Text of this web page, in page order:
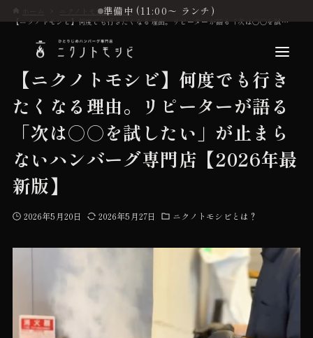
準備中 (11:00〜 ランチ)
こだわり
お品書き
初めての方へ
ニクノトモシビとは？
【ニクノトモシビ】何度でも行きたくなる理由。リピーターが語る「次は○○を試したい」が止まらないハンバーグ専門店【2026年最新版】
【ニクノトモシビ】何度でも行き
たくなる理由。リピーターが語る
「次は○○を試したい」が止まら
ないハンバーグ専門店【2026年最
新版】
2026年5月20日 2026年5月27日 ニクノトモシビとは？